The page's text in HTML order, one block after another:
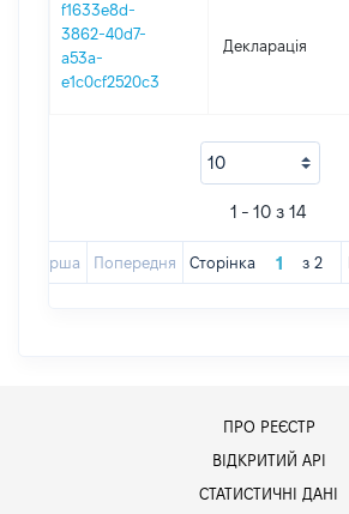
f1633e8d-
3862-40d7-
a53a-
e1c0cf2520c3
Декларація
1 - 10 з 14
Перша Попередня Сторінка з 2
ПРО РЕЄСТР
ВІДКРИТИЙ АРІ
СТАТИСТИЧНІ ДАНІ